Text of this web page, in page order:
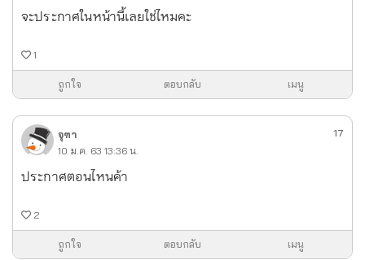
จะประกาศในหน้านี้เลยใช่ไหมคะ
1
ถูกใจ ตอบกลับ เมนู
จุฑา
10 ม.ค. 63 13:36 น.
17
ประกาศตอนไหนค้า
2
ถูกใจ ตอบกลับ เมนู